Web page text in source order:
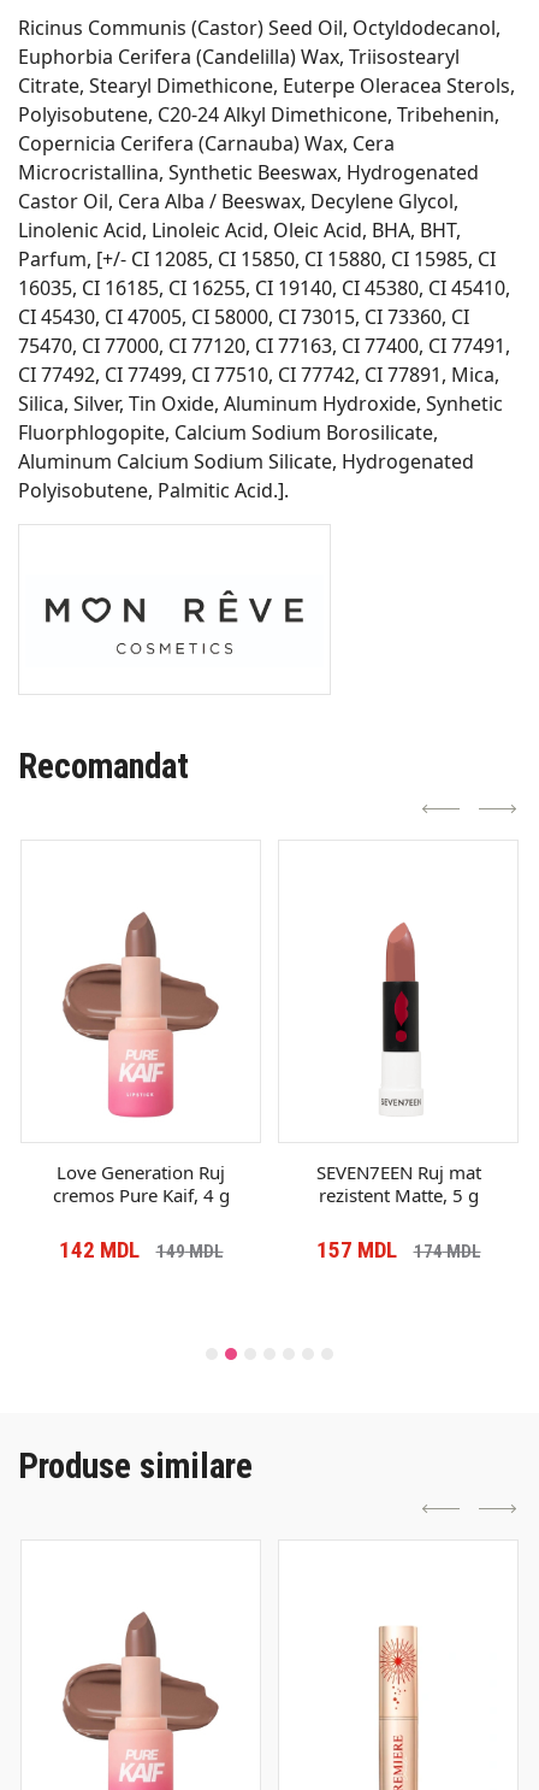
Ricinus Communis (Castor) Seed Oil, Octyldodecanol,
Euphorbia Cerifera (Candelilla) Wax, Triisostearyl
Citrate, Stearyl Dimethicone, Euterpe Oleracea Sterols,
Polyisobutene, C20-24 Alkyl Dimethicone, Tribehenin,
Copernicia Cerifera (Carnauba) Wax, Cera
Microcristallina, Synthetic Beeswax, Hydrogenated
Castor Oil, Cera Alba / Beeswax, Decylene Glycol,
Linolenic Acid, Linoleic Acid, Oleic Acid, BHA, BHT,
Parfum, [+/- CI 12085, CI 15850, CI 15880, CI 15985, CI
16035, CI 16185, CI 16255, CI 19140, CI 45380, CI 45410,
CI 45430, CI 47005, CI 58000, CI 73015, CI 73360, CI
75470, CI 77000, CI 77120, CI 77163, CI 77400, CI 77491,
CI 77492, CI 77499, CI 77510, CI 77742, CI 77891, Mica,
Silica, Silver, Tin Oxide, Aluminum Hydroxide, Synhetic
Fluorphlogopite, Calcium Sodium Borosilicate,
Aluminum Calcium Sodium Silicate, Hydrogenated
Polyisobutene, Palmitic Acid.].
Recomandat
Love Generation Ruj
cremos Pure Kaif, 4 g
142 MDL 149MDL
SEVEN7EEN Ruj mat
rezistent Matte, 5 g
157 MDL 174MDL
Produse similare